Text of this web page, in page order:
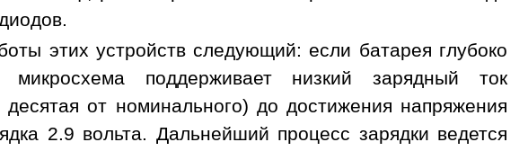
этих устройств следующий: если батарея глубоко
микросхема поддерживает низкий зарядный ток
от номинального) до достижения напряжения
2.9 вольта. Дальнейший процесс зарядки ведется